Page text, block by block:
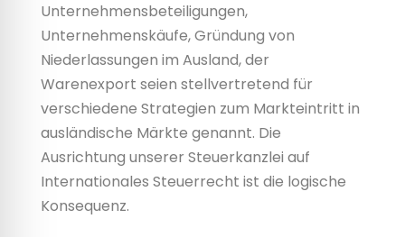
Unternehmensbeteiligungen,
Unternehmenskäufe, Gründung von
Niederlassungen im Ausland, der
Warenexport seien stellvertretend für
verschiedene Strategien zum Markteintritt in
ausländische Märkte genannt. Die
Ausrichtung unserer Steuerkanzlei auf
Internationales Steuerrecht ist die logische
Konsequenz.